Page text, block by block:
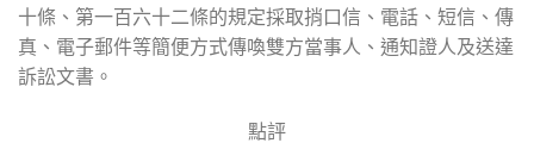
十條、第一百六十二條的規定採取捎口信、電話、短信、傳
真、電子郵件等簡便方式傳喚雙方當事人、通知證人及送達
訴訟文書。
點評